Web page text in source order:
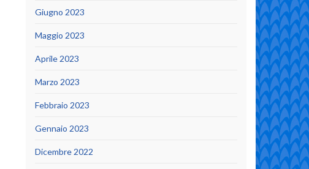
Giugno 2023
Maggio 2023
Aprile 2023
Marzo 2023
Febbraio 2023
Gennaio 2023
Dicembre 2022